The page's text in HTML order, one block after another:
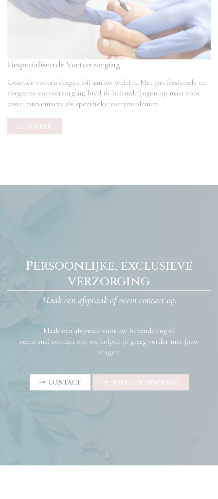
Gespecialiseerde Voetverzorging
Gezonde voeten dragen bij aan uw welzijn. Met professionele en
zorgzame voetverzorging bied ik behandelingen op maat voor
zowel preventieve als specifieke voetproblemen.
LEES MEER
Persoonlijke, exclusieve
verzorging
Maak een afspraak of neem contact op.
Maak een afspraak voor uw behandeling of
neem snel contact op, we helpen je graag verder met jouw
vragen.
CONTACT BOEK EEN AFSPRAAK